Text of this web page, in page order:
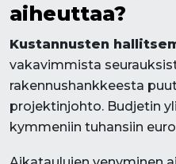
aiheuttaa?
Kustannusten
vakavimmista
rakennushankkeesta
projektinjohto. Budjetin
kymmeniin tuhansiin